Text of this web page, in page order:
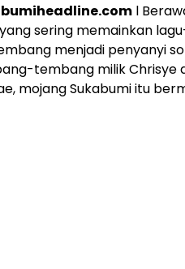
l
sering memainkan
menjadi penyanyi
tembang milik Chrisye
mojang Sukabumi itu